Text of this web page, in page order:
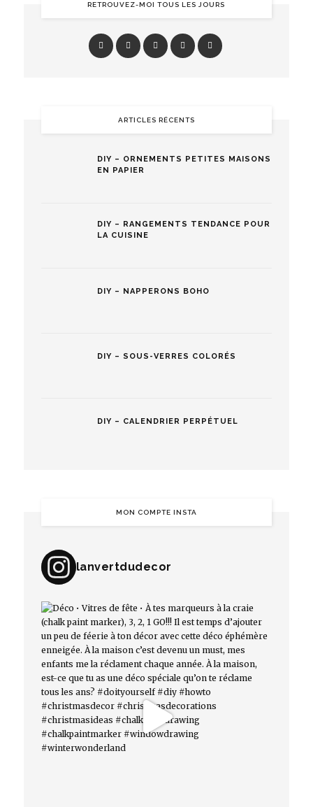
RETROUVEZ-MOI TOUS LES JOURS
ARTICLES RÉCENTS
DIY – ORNEMENTS PETITES MAISONS
EN PAPIER
DIY – RANGEMENTS TENDANCE POUR
LA CUISINE
DIY – NAPPERONS BOHO
DIY – SOUS-VERRES COLORÉS
DIY – CALENDRIER PERPÉTUEL
MON COMPTE INSTA
lanvertdudecor